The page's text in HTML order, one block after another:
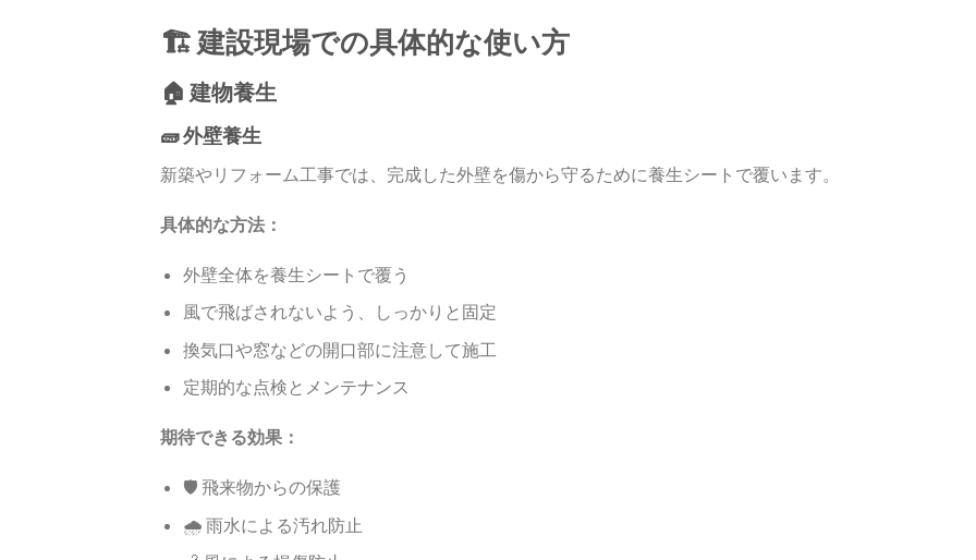
🏗️ 建設現場での具体的な使い方
🏠 建物養生
🧱 外壁養生
新築やリフォーム工事では、完成した外壁を傷から守るために養生シートで覆います。
具体的な方法：
外壁全体を養生シートで覆う
風で飛ばされないよう、しっかりと固定
換気口や窓などの開口部に注意して施工
定期的な点検とメンテナンス
期待できる効果：
🛡️ 飛来物からの保護
🌧️ 雨水による汚れ防止